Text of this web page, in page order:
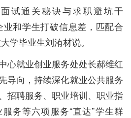
试通关秘诀与求职避坑干
和学生打破信息差，匹配合
学毕业生刘洧材说。
就业创业服务处处长郝维红
导向，持续深化就业公共服务
招聘服务、职业培训、职业指
务等六项服务“直达”学生群